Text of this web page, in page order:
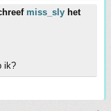
miss_sly het
ik?